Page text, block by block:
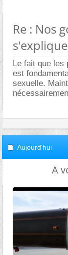
Re : Nos
Le fait que les
est
sexuelle.
Aujourd'hui
A